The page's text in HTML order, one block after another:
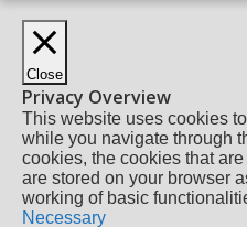
Close
Privacy Overview
This website uses cookies
while you navigate through
cookies, the cookies that
are stored on your browser
working of basic
Necessary